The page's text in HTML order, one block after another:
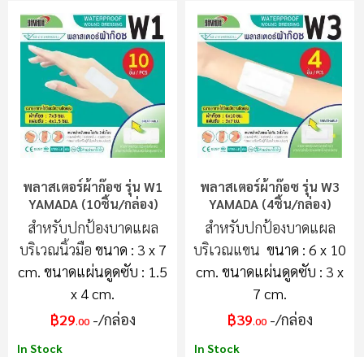
พลาสเตอร์ผ้าก๊อซ รุ่น W1
YAMADA (10ชิ้น/กล่อง)
สำหรับปกป้องบาดแผล
บริเวณนิ้วมือ ขนาด : 3 x 7
cm. ขนาดแผ่นดูดซับ : 1.5
x 4 cm.
฿29.00 /กล่อง
In Stock
พลาสเตอร์ผ้าก๊อซ รุ่น W3
YAMADA (4ชิ้น/กล่อง)
สำหรับปกป้องบาดแผล
บริเวณแขน ขนาด : 6 x 10
cm. ขนาดแผ่นดูดซับ : 3 x
7 cm.
฿39.00 /กล่อง
In Stock